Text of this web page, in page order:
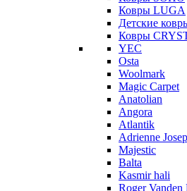
Ковры LUGA
Детские
Ковры
YEC
Osta
Woolmark
Magic Carpet
Anatolian
Angora
Atlantik
Adrienne
Majestic
Balta
Kasmir hali
Roger Vanden